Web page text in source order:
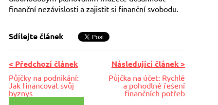
finanční nezávislosti a zajistit si finanční svobodu.
Sdílejte článek
< Předchozí článek
Půjčky na podnikání:
Jak financovat svůj
byznys
Následující článek >
Půjčka na účet: Rychlé
a pohodlné řešení
finančních potřeb